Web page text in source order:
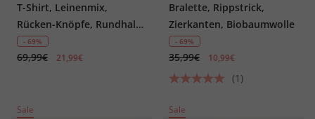
T-Shirt, Leinenmix,
Rücken-Knöpfe, Rundhals,
Halbarm
- 69%
69,99€ 21,99€
Bralette, Rippstrick,
Zierkanten, Biobaumwolle
- 69%
35,99€ 10,99€
(1)
Sale Sale